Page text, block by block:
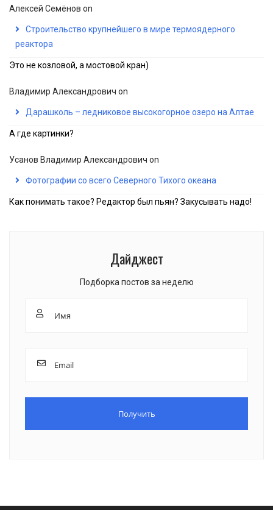
Алексей Семёнов on
Строительство крупнейшего в мире термоядерного
реактора
Это не козловой, а мостовой кран)
Владимир Александрович on
Дарашколь – ледниковое высокогорное озеро на Алтае
А где картинки?
Усанов Владимир Александрович on
Фотографии со всего Северного Тихого океана
Как понимать такое? Редактор был пьян? Закусывать надо!
Дайджест
Подборка постов за неделю